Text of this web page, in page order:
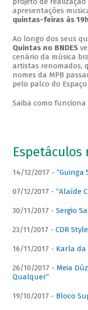
apresentações
quintas-feiras às 19h
Ao longo dos seus
Quintas no BNDES
cenário da música
artistas renomados,
nomes da MPB
pelo palco do
Saiba como funciona
Espetáculos
14/12/2017 - “Guinga
07/12/2017 - “Alaíde
30/11/2017 - Sergio
23/11/2017 - CDR Style
16/11/2017 - Karla da
26/10/2017 - Meia
Qualquer”
19/10/2017 - Bloco